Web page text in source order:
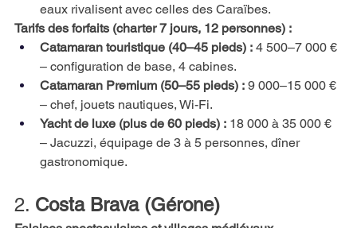
eaux rivalisent avec celles des Caraïbes.
Tarifs des forfaits (charter 7 jours, 12 personnes) :
Catamaran touristique (40–45 pieds) : 4 500–7 000 €
– configuration de base, 4 cabines.
Catamaran Premium (50–55 pieds) : 9 000–15 000 €
– chef, jouets nautiques, Wi-Fi.
Yacht de luxe (plus de 60 pieds) : 18 000 à 35 000 €
– Jacuzzi, équipage de 3 à 5 personnes, dîner
gastronomique.
2. Costa Brava (Gérone)